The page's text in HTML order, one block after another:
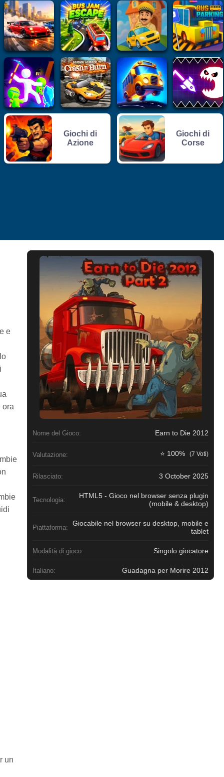
e
ora
un
Nome del Gioco: Earn to Die 2012
Valutazione: ⭐ 100% (7 Voti)
Rilasciato: 3 October 2025
Tecnologia:
HTML5 - Gioco nel browser senza plugin
(mobile & desktop)
Piattaforma:
Giocabile nel browser su desktop, mobile e
tablet
Modalità di gioco: Singolo giocatore
Italiano: Guadagna per Morire 2012
Giochi di
Azione
Giochi di
Corse